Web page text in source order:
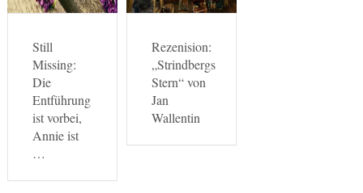
Still
Missing:
Die
Entführung
ist vorbei,
Annie ist
…
Rezenision:
„Strindbergs
Stern“ von
Jan
Wallentin